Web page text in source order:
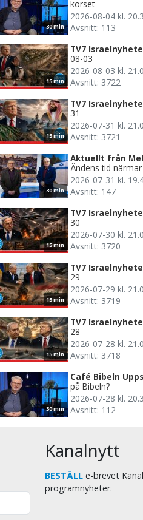
30 min
korset
2026-08-04 kl.
Avsnitt: 113
15 min
TV7
08-03
2026-08-03 kl.
Avsnitt: 3722
15 min
TV7
31
2026-07-31 kl.
Avsnitt: 3721
30 min
Aktuellt från
Ändens tid
2026-07-31 kl.
Avsnitt: 147
15 min
TV7
30
2026-07-30 kl.
Avsnitt: 3720
15 min
TV7
29
2026-07-29 kl.
Avsnitt: 3719
15 min
TV7
28
2026-07-28 kl.
Avsnitt: 3718
30 min
Café Bibeln
på Bibeln?
2026-07-28 kl.
Avsnitt: 112
Kanalnytt
BESTÄLL e-brevet
programnyheter.